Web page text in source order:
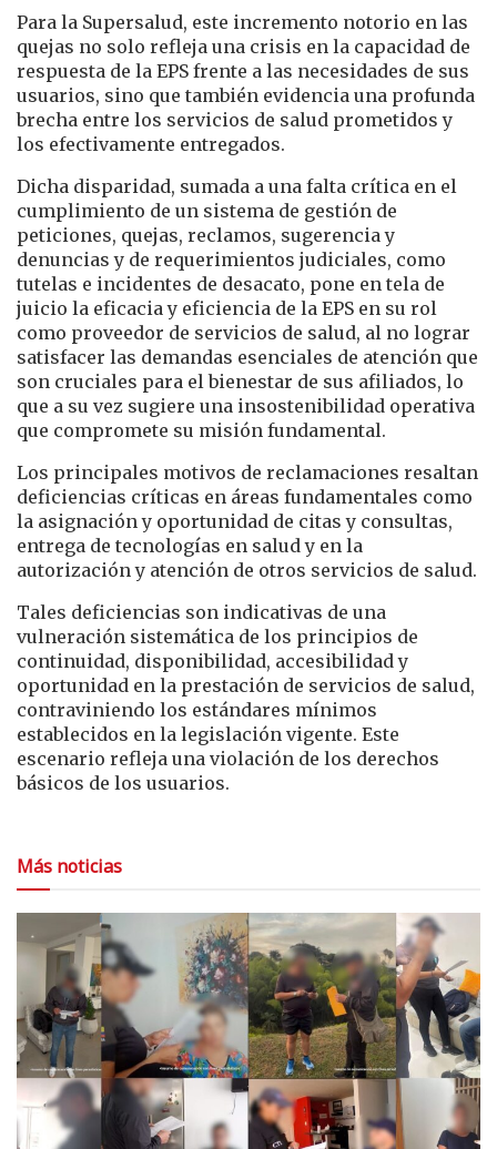
Para la Supersalud, este incremento notorio en las
quejas no solo refleja una crisis en la capacidad de
respuesta de la EPS frente a las necesidades de sus
usuarios, sino que también evidencia una profunda
brecha entre los servicios de salud prometidos y
los efectivamente entregados.
Dicha disparidad, sumada a una falta crítica en el
cumplimiento de un sistema de gestión de
peticiones, quejas, reclamos, sugerencia y
denuncias y de requerimientos judiciales, como
tutelas e incidentes de desacato, pone en tela de
juicio la eficacia y eficiencia de la EPS en su rol
como proveedor de servicios de salud, al no lograr
satisfacer las demandas esenciales de atención que
son cruciales para el bienestar de sus afiliados, lo
que a su vez sugiere una insostenibilidad operativa
que compromete su misión fundamental.
Los principales motivos de reclamaciones resaltan
deficiencias críticas en áreas fundamentales como
la asignación y oportunidad de citas y consultas,
entrega de tecnologías en salud y en la
autorización y atención de otros servicios de salud.
Tales deficiencias son indicativas de una
vulneración sistemática de los principios de
continuidad, disponibilidad, accesibilidad y
oportunidad en la prestación de servicios de salud,
contraviniendo los estándares mínimos
establecidos en la legislación vigente. Este
escenario refleja una violación de los derechos
básicos de los usuarios.
Más noticias